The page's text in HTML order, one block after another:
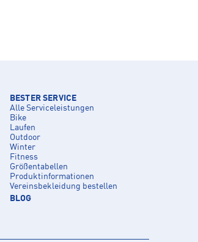
BESTER SERVICE
Alle Serviceleistungen
Bike
Laufen
Outdoor
Winter
Fitness
Größentabellen
Produktinformationen
Vereinsbekleidung bestellen
BLOG